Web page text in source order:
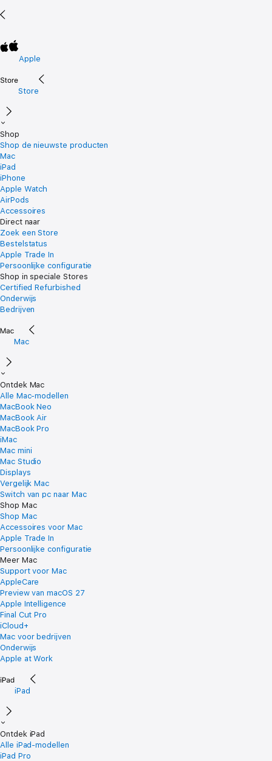
Apple
Store
Shop
Shop de nieuwste producten
Mac
iPad
iPhone
Apple Watch
AirPods
Accessoires
Direct naar
Zoek een Store
Bestelstatus
Apple Trade In
Persoonlijke configuratie
Shop in speciale Stores
Certified Refurbished
Onderwijs
Bedrijven
Mac
Ontdek Mac
Alle Mac-modellen
MacBook Neo
MacBook Air
MacBook Pro
iMac
Mac mini
Mac Studio
Displays
Vergelijk Mac
Switch van pc naar Mac
Shop Mac
Shop Mac
Accessoires voor Mac
Apple Trade In
Persoonlijke configuratie
Meer Mac
Support voor Mac
AppleCare
Preview van macOS 27
Apple Intelligence
Final Cut Pro
iCloud+
Mac voor bedrijven
Onderwijs
Apple at Work
iPad
Ontdek iPad
Alle iPad-modellen
iPad Pro